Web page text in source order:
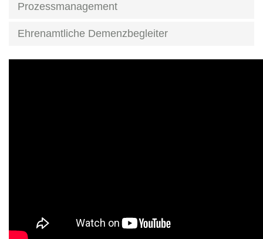
Prozessmanagement
Ehrenamtliche Demenzbegleiter